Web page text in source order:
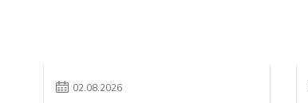
02.08.2026